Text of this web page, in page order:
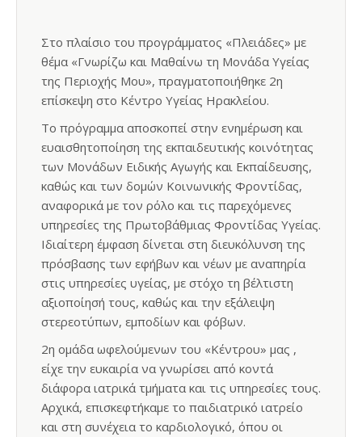
Στο πλαίσιο του προγράμματος «Πλειάδες» με
θέμα «Γνωρίζω και Μαθαίνω τη Μονάδα Υγείας
της Περιοχής Μου», πραγματοποιήθηκε 2η
επίσκεψη στο Κέντρο Υγείας Ηρακλείου.
Το πρόγραμμα αποσκοπεί στην ενημέρωση και
ευαισθητοποίηση της εκπαιδευτικής κοινότητας
των Μονάδων Ειδικής Αγωγής και Εκπαίδευσης,
καθώς και των δομών Κοινωνικής Φροντίδας,
αναφορικά με τον ρόλο και τις παρεχόμενες
υπηρεσίες της Πρωτοβάθμιας Φροντίδας Υγείας.
Ιδιαίτερη έμφαση δίνεται στη διευκόλυνση της
πρόσβασης των εφήβων και νέων με αναπηρία
στις υπηρεσίες υγείας, με στόχο τη βέλτιστη
αξιοποίησή τους, καθώς και την εξάλειψη
στερεοτύπων, εμποδίων και φόβων.
2η ομάδα ωφελούμενων του «Κέντρου» μας ,
είχε την ευκαιρία να γνωρίσει από κοντά
διάφορα ιατρικά τμήματα και τις υπηρεσίες τους.
Αρχικά, επισκεφτήκαμε το παιδιατρικό ιατρείο
και στη συνέχεια το καρδιολογικό, όπου οι